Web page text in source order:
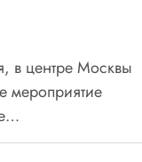
в центре Москвы
мероприятие